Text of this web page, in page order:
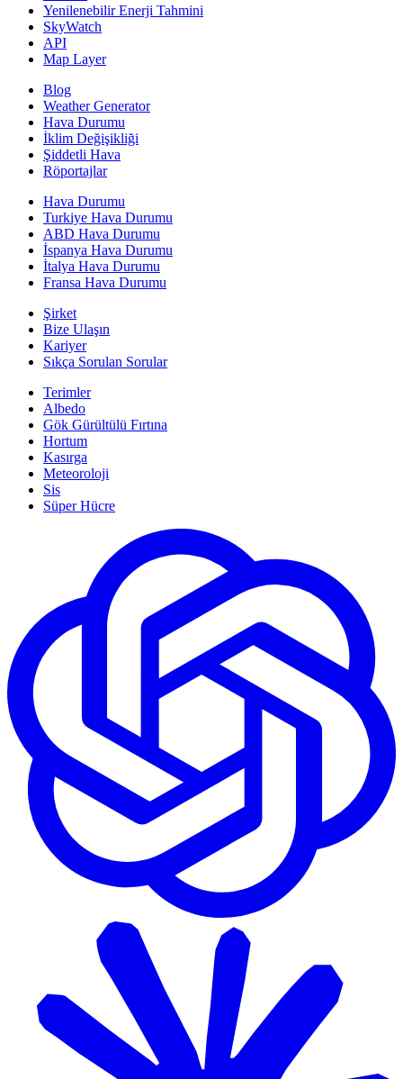
Yenilenebilir Enerji Tahmini
SkyWatch
API
Map Layer
Blog
Weather Generator
Hava Durumu
İklim Değişikliği
Şiddetli Hava
Röportajlar
Hava Durumu
Turkiye Hava Durumu
ABD Hava Durumu
İspanya Hava Durumu
İtalya Hava Durumu
Fransa Hava Durumu
Şirket
Bize Ulaşın
Kariyer
Sıkça Sorulan Sorular
Terimler
Albedo
Gök Gürültülü Fırtına
Hortum
Kasırga
Meteoroloji
Sis
Süper Hücre